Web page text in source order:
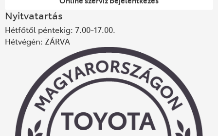
Nyitvatartás
Hétfőtől péntekig: 7.00-17.00.
Hétvégén: ZÁRVA